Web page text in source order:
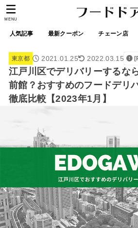
人気記事 最新クーポン チェーン店
MENU
東京都 2021.01.25 2022.03.15
江戸川区でデリバリーするな
前館？おすすめのフードデリ
徹底比較【2023年1月】